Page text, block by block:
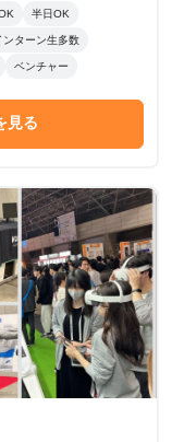
半日OK
ンターン生多数
ベンチャー
見る